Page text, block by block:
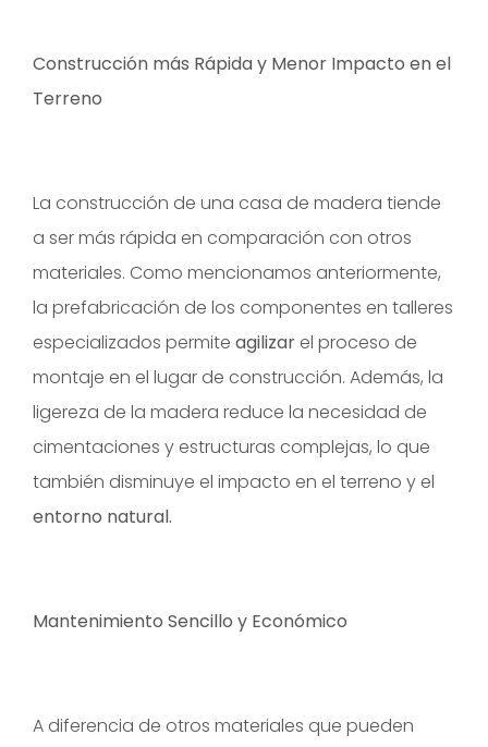
Construcción más Rápida y Menor Impacto en el
Terreno
La construcción de una casa de madera tiende
a ser más rápida en comparación con otros
materiales. Como mencionamos anteriormente,
la prefabricación de los componentes en talleres
especializados permite agilizar el proceso de
montaje en el lugar de construcción. Además, la
ligereza de la madera reduce la necesidad de
cimentaciones y estructuras complejas, lo que
también disminuye el impacto en el terreno y el
entorno natural.
Mantenimiento Sencillo y Económico
A diferencia de otros materiales que pueden